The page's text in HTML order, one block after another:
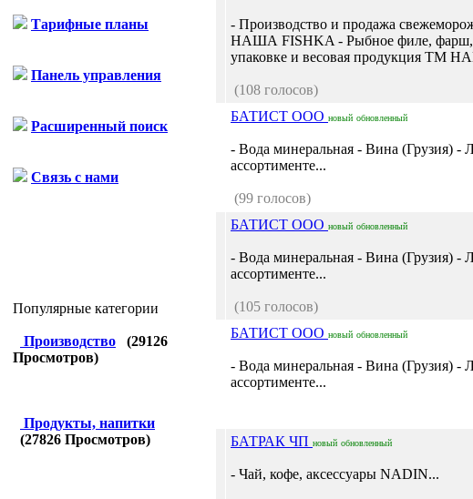
Тарифные планы
Панель управления
Расширенный поиск
Связь с нами
Популярные категории
Производство (29126
Просмотров)
Продукты, напитки
(27826 Просмотров)
- Производство и продажа
НАША FISHKA - Рыбное филе, фарш,
упаковке и весовая продукция ТМ
(108 голосов)
БАТИСТ ООО новый обновленный
- Вода минеральная - Вина (Грузия) -
ассортименте...
(99 голосов)
БАТИСТ ООО новый обновленный
- Вода минеральная - Вина (Грузия) -
ассортименте...
(105 голосов)
БАТИСТ ООО новый обновленный
- Вода минеральная - Вина (Грузия) -
ассортименте...
БАТРАК ЧП новый обновленный
- Чай, кофе, аксессуары NADIN...